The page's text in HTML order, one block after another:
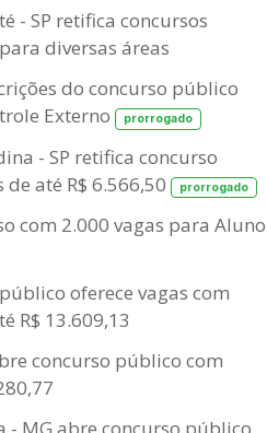
- SP retifica concursos
diversas áreas
do concurso público
Externo
prorrogado
- SP retifica concurso
até R$ 6.566,50
prorrogado
com 2.000 vagas para
oferece vagas com
R$ 13.609,13
concurso público com